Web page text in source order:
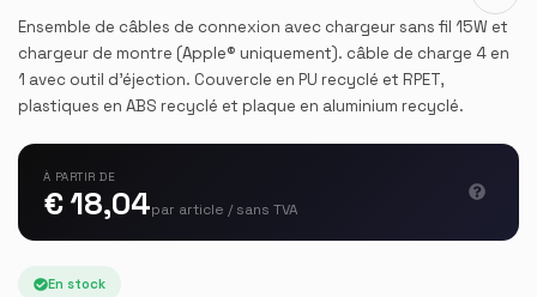
Ensemble de câbles de connexion avec chargeur sans fil 15W et
chargeur de montre (Apple® uniquement). câble de charge 4 en
1 avec outil d'éjection. Couvercle en PU recyclé et RPET,
plastiques en ABS recyclé et plaque en aluminium recyclé.
À PARTIR DE
€ 18,04par article / sans TVA
En stock